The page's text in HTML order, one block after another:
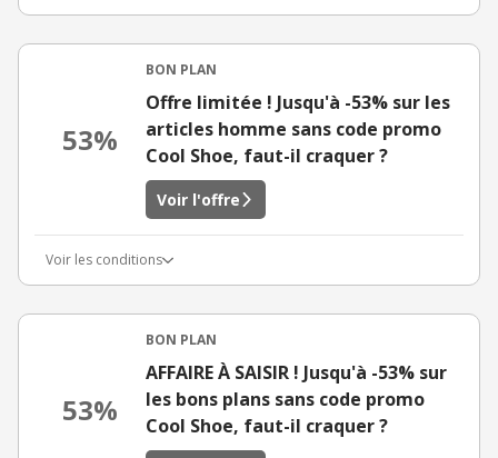
53%
BON PLAN
Offre limitée ! Jusqu'à -53% sur les
articles homme sans code promo
Cool Shoe, faut-il craquer ?
Voir l'offre
Voir les conditions
53%
BON PLAN
AFFAIRE À SAISIR ! Jusqu'à -53% sur
les bons plans sans code promo
Cool Shoe, faut-il craquer ?